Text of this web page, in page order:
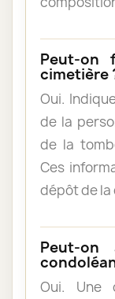
Peut-on
cimetière
Oui.
de la
de la
Ces
dépôt de
Peut-on
Oui. Une